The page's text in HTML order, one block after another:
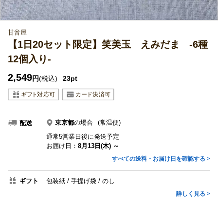
甘音屋
【1日20セット限定】笑美玉 えみだま -6種
12個入り-
2,549円(税込) 23pt
配送 東京都の場合
(常温便)
通常5営業日後に発送予定
お届け日： 8月13日(木) ～
すべての送料・お届け日を確認する >
ギフト 包装紙 手提げ袋 のし
詳しく見る >